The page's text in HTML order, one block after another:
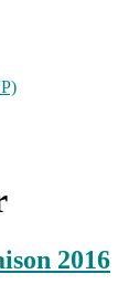
2016